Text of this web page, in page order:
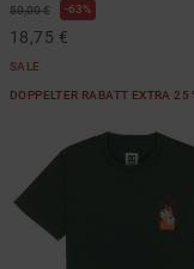
50,00 € 63%
18,75 €
SALE
DOPPELTER RABATT EXTRA 25